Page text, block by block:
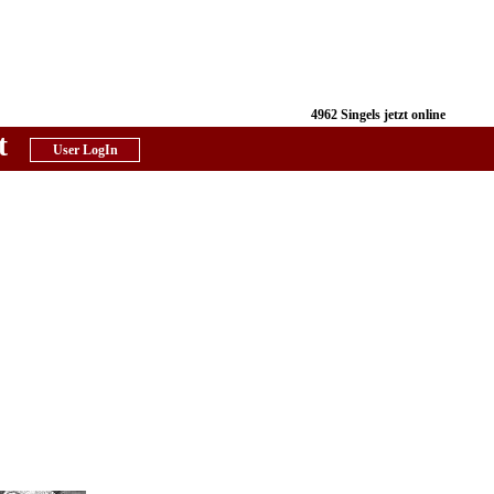
4962 Singels jetzt online